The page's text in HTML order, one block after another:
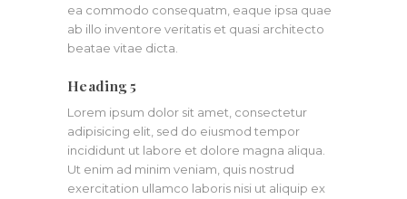
ea commodo consequatm, eaque ipsa quae
ab illo inventore veritatis et quasi architecto
beatae vitae dicta.
Heading 5
Lorem ipsum dolor sit amet, consectetur
adipisicing elit, sed do eiusmod tempor
incididunt ut labore et dolore magna aliqua.
Ut enim ad minim veniam, quis nostrud
exercitation ullamco laboris nisi ut aliquip ex